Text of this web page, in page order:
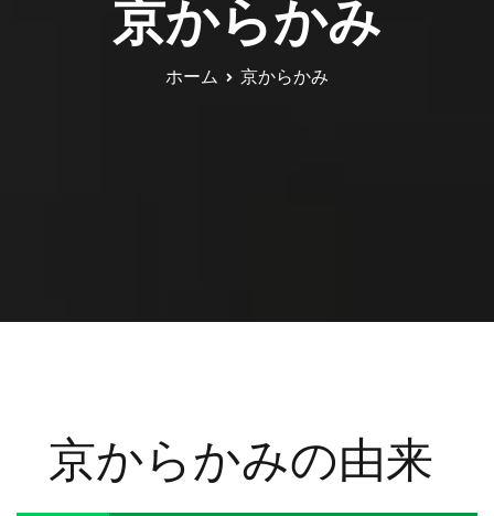
京からかみ
ホーム 京からかみ
京からかみの由来